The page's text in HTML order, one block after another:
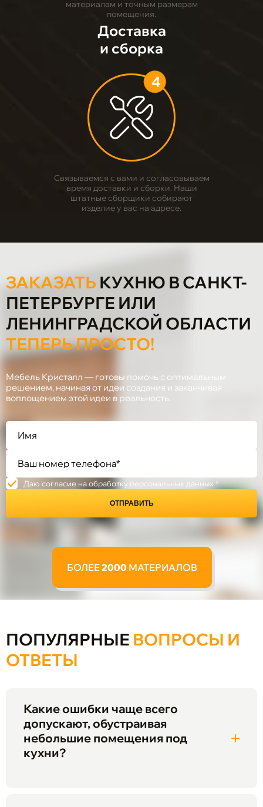
материалам и точным размерам
помещения.
Доставка
и сборка
4
Связываемся с вами и согласовываем
время доставки и сборки. Наши
штатные сборщики собирают
изделие у вас на адресе.
БОЛЕЕ2000 МАТЕРИАЛОВ
ЗАКАЗАТЬ КУХНЮ В САНКТ-
ПЕТЕРБУРГЕ ИЛИ
ЛЕНИНГРАДСКОЙ ОБЛАСТИ
ТЕПЕРЬ ПРОСТО!
Мебель Кристалл — готовы помочь с оптимальным
решением, начиная от идеи создания и заканчивая
воплощением этой идеи в реальность.
Даю согласие на обработку персональных данных *
ОТПРАВИТЬ
ПОПУЛЯРНЫЕ ВОПРОСЫ И
ОТВЕТЫ
Какие ошибки чаще всего
допускают, обустраивая
небольшие помещения под
кухни?